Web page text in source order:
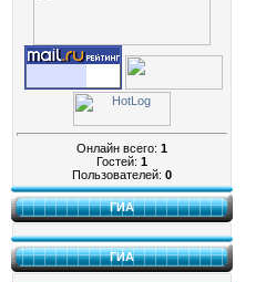
Онлайн всего: 1
Гостей: 1
Пользователей: 0
ГИА
ГИА